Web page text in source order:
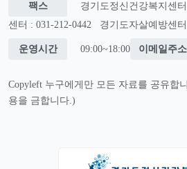
팩스
경기도정신건강복지센
센터 : 031-212-0442
경기도자살예방센
운영시간 09:00~18:00 이메일주소
Copyleft 누구에게만 모든 자료를 공유합
용을 금합니다.)